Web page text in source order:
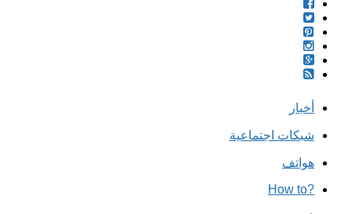
أخبار
شبكات اجتماعية
هواتف
?How to